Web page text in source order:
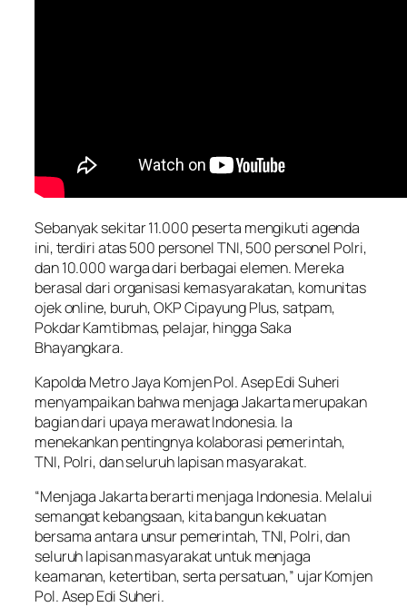
Sebanyak sekitar 11.000 peserta mengikuti agenda
ini, terdiri atas 500 personel TNI, 500 personel Polri,
dan 10.000 warga dari berbagai elemen. Mereka
berasal dari organisasi kemasyarakatan, komunitas
ojek online, buruh, OKP Cipayung Plus, satpam,
Pokdar Kamtibmas, pelajar, hingga Saka
Bhayangkara.
Kapolda Metro Jaya Komjen Pol. Asep Edi Suheri
menyampaikan bahwa menjaga Jakarta merupakan
bagian dari upaya merawat Indonesia. Ia
menekankan pentingnya kolaborasi pemerintah,
TNI, Polri, dan seluruh lapisan masyarakat.
“Menjaga Jakarta berarti menjaga Indonesia. Melalui
semangat kebangsaan, kita bangun kekuatan
bersama antara unsur pemerintah, TNI, Polri, dan
seluruh lapisan masyarakat untuk menjaga
keamanan, ketertiban, serta persatuan,” ujar Komjen
Pol. Asep Edi Suheri.